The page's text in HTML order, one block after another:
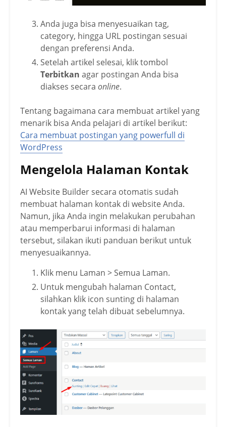
Anda juga bisa menyesuaikan tag,
category, hingga URL postingan sesuai
dengan preferensi Anda.
Setelah artikel selesai, klik tombol
Terbitkan agar postingan Anda bisa
diakses secara online.
Tentang bagaimana cara membuat artikel yang
menarik bisa Anda pelajari di artikel berikut:
Cara membuat postingan yang powerfull di
WordPress
Mengelola Halaman Kontak
AI Website Builder secara otomatis sudah
membuat halaman kontak di website Anda.
Namun, jika Anda ingin melakukan perubahan
atau memperbarui informasi di halaman
tersebut, silakan ikuti panduan berikut untuk
menyesuaikannya.
Klik menu Laman > Semua Laman.
Untuk mengubah halaman Contact,
silahkan klik icon sunting di halaman
kontak yang telah dibuat sebelumnya.